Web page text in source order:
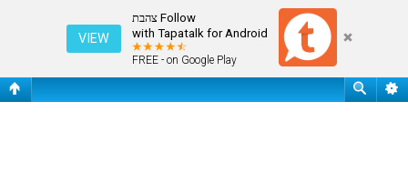
Follow צהבת
with Tapatalk for Android
FREE - on Google Play
VIEW
עמוד ראשי